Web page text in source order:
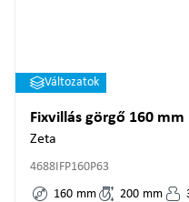
Változatok
Fixvillás görgő 160 mm
Zeta
4688IFP160P63
160 mm 200 mm